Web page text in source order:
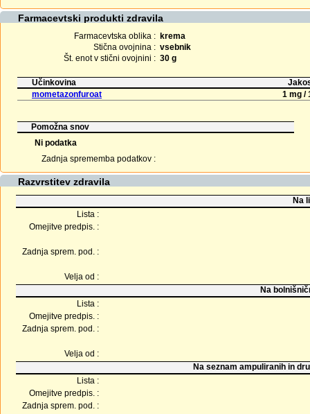
Farmacevtski produkti zdravila
Farmacevtska oblika : krema
Stična ovojnina : vsebnik
Št. enot v stični ovojnini : 30 g
Učinkovina
mometazonfuroat
1 mg /
Pomožna snov
Ni podatka
Zadnja sprememba podatkov :
Razvrstitev zdravila
Na
Lista :
Omejitve predpis. :
Zadnja sprem. pod. :
Velja od :
Na
Lista :
Omejitve predpis. :
Zadnja sprem. pod. :
Velja od :
Na seznam ampuliranih in
Lista :
Omejitve predpis. :
Zadnja sprem. pod. :